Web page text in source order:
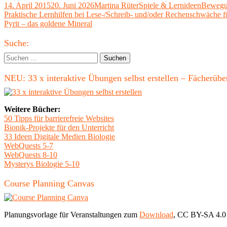
Veröffentlicht
am
14. April 201520. Juni 2026Autor
Martina RüterKategorien
Spiele & Lernideen
Beitragsnavigation
Vorheriger
Beitrag:
Praktische Lernhilfen bei Lese-/Schreib- und/oder Rechenschwäche
Nächster
Pyrit – das goldene Mineral
Haupt-
Seitenleiste
Suche:
Suchen
nach:
NEU: 33 x interaktive Übungen selbst erstellen –
Weitere Bücher:
50 Tipps für barrierefreie Websites
Bionik-Projekte für den Unterricht
33 Ideen Digitale Medien Biologie
WebQuests 5-7
WebQuests 8-10
Mysterys Biologie 5-10
Course Planning Canvas
Planungsvorlage für Veranstaltungen zum Download, CC BY-SA 4.0